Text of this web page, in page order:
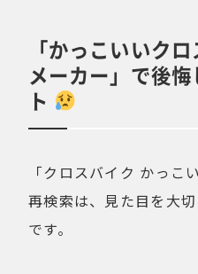
「かっこいいク
メーカー」で後
ト
「クロスバイク かっこ
再検索は、見た目を大
です。